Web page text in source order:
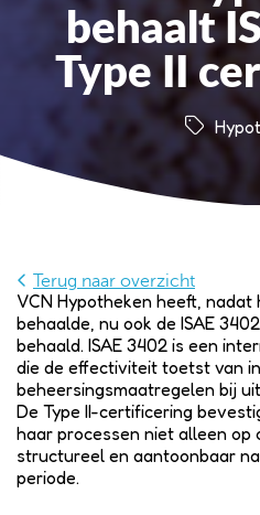
behaalt
Type II
Terug naar overzicht
VCN Hypotheken heeft, nadat
behaalde, nu ook de ISAE
behaald. ISAE 3402 is een
die de effectiviteit toetst van
beheersingsmaatregelen bij
De Type II-certificering
haar processen niet alleen op
structureel en aantoonbaar
periode.